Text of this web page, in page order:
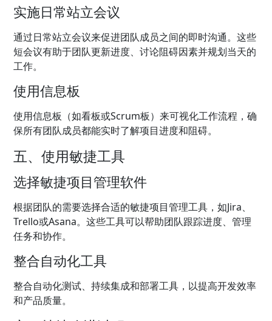
实施日常站立会议
通过日常站立会议来促进团队成员之间的即时沟通。这些
短会议有助于团队更新进度、讨论阻碍因素并规划当天的
工作。
使用信息板
使用信息板（如看板或Scrum板）来可视化工作流程，确
保所有团队成员都能实时了解项目进度和阻碍。
五、使用敏捷工具
选择敏捷项目管理软件
根据团队的需要选择合适的敏捷项目管理工具，如Jira、
Trello或Asana。这些工具可以帮助团队跟踪进度、管理
任务和协作。
整合自动化工具
整合自动化测试、持续集成和部署工具，以提高开发效率
和产品质量。